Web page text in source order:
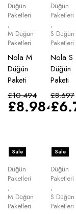
Düğün
Paketleri
,
M Düğün
Paketleri
Nola M
Düğün
Paketi
£10.494
£8.984
Düğün
Paketleri
,
S Düğün
Paketleri
Nola S
Düğün
Paketi
£8.697
£
Sale
Düğün
Paketleri
,
M Düğün
Paketleri
Sale
Düğün
Paketleri
,
S Düğün
Paketleri